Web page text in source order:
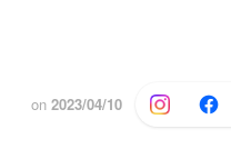
on 2023/04/10